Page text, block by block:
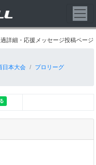
詳細・応援メッセージ投稿ページ
日本大会
プロリーグ